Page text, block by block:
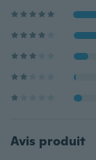
Avis produit